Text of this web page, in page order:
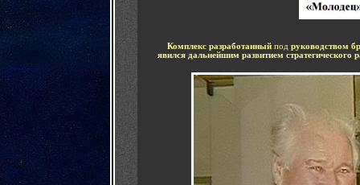
Комплекс разработанный под руководством
явился дальнейшим развитием стратегического